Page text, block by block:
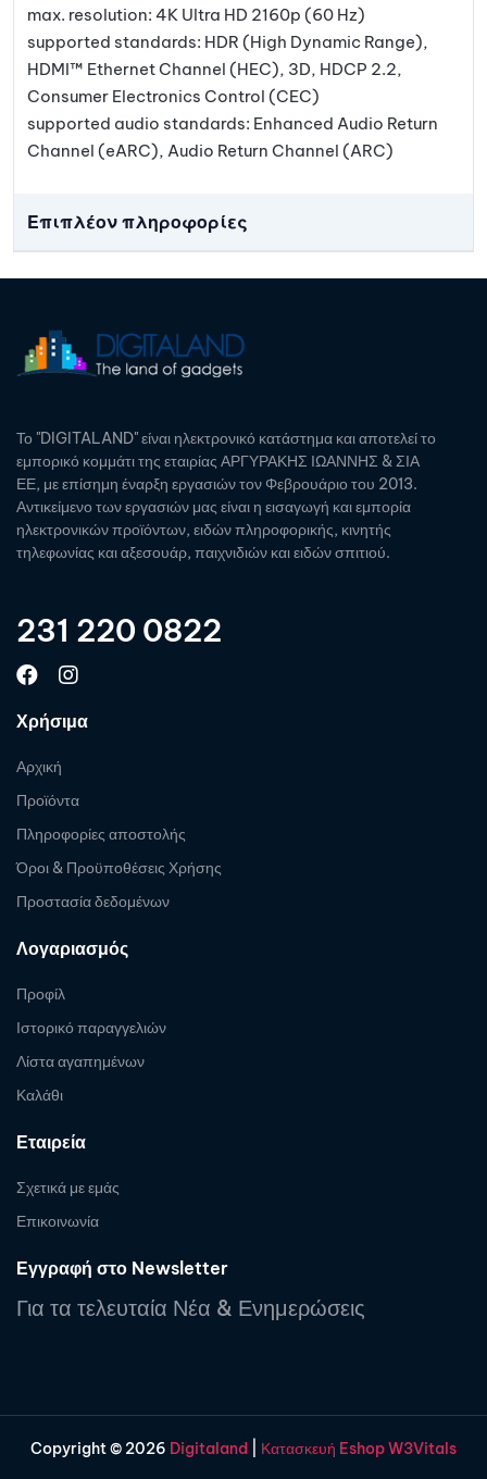
max. resolution: 4K Ultra HD 2160p (60 Hz)
supported standards: HDR (High Dynamic Range),
HDMI™ Ethernet Channel (HEC), 3D, HDCP 2.2,
Consumer Electronics Control (CEC)
supported audio standards: Enhanced Audio Return
Channel (eARC), Audio Return Channel (ARC)
Επιπλέον πληροφορίες
Το "DIGITALAND" είναι ηλεκτρονικό κατάστημα και αποτελεί το
εμπορικό κομμάτι της εταιρίας ΑΡΓΥΡΑΚΗΣ ΙΩΑΝΝΗΣ & ΣΙΑ
ΕΕ, με επίσημη έναρξη εργασιών τον Φεβρουάριο του 2013.
Αντικείμενο των εργασιών μας είναι η εισαγωγή και εμπορία
ηλεκτρονικών προϊόντων, ειδών πληροφορικής, κινητής
τηλεφωνίας και αξεσουάρ, παιχνιδιών και ειδών σπιτιού.
231 220 0822
Χρήσιμα
Αρχική
Προϊόντα
Πληροφορίες αποστολής
Όροι & Προϋποθέσεις Χρήσης
Προστασία δεδομένων
Λογαριασμός
Προφίλ
Ιστορικό παραγγελιών
Λίστα αγαπημένων
Καλάθι
Εταιρεία
Σχετικά με εμάς
Επικοινωνία
Εγγραφή στο Newsletter
Για τα τελευταία Νέα & Ενημερώσεις
Copyright © 2026 Digitaland Κατασκευή Eshop W3Vitals